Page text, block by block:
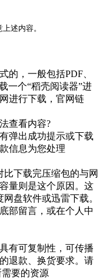
述内容。
的，一般包括PDF、
一个“稻壳阅读器”进
进行下载，官网链
查看内容?
弹出成功提示或下载
信息为您处理
下载完压缩包的与网
量则是这个原因。这
盘软件或迅雷下载。
部留言，或在个人中
有可复制性，可传播
退款、换货要求。请
要的资源